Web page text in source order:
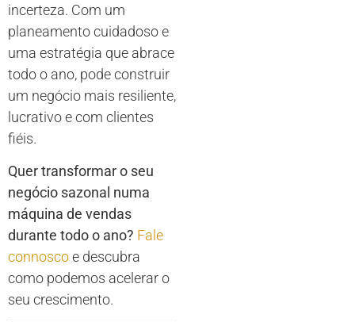
incerteza. Com um
planeamento cuidadoso e
uma estratégia que abrace
todo o ano, pode construir
um negócio mais resiliente,
lucrativo e com clientes
fiéis.
Quer transformar o seu
negócio sazonal numa
máquina de vendas
durante todo o ano? Fale
connoscoe descubra
como podemos acelerar o
seu crescimento.